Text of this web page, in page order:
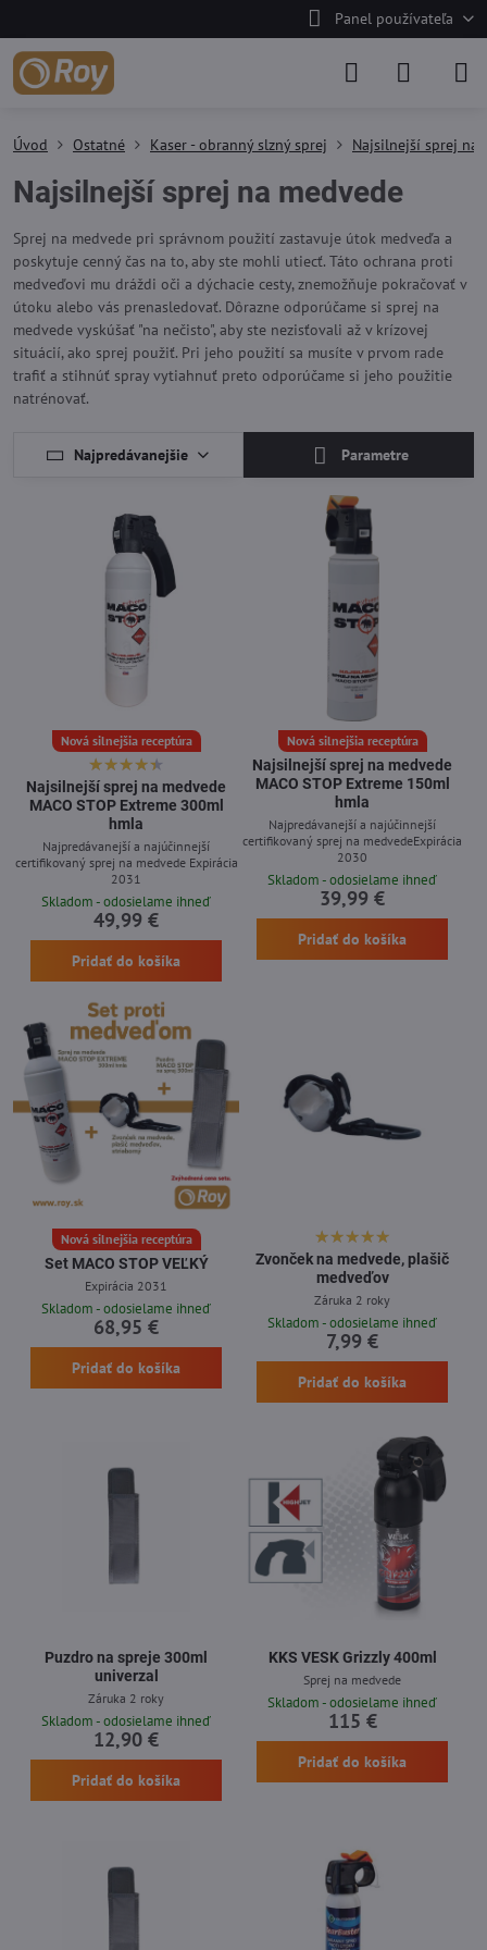
Panel používateľa
Úvod Ostatné Kaser - obranný slzný sprej Najsilnejší sprej na
Najsilnejší sprej na medvede
Sprej na medvede pri správnom použití zastavuje útok medveďa a
poskytuje cenný čas na to, aby ste mohli utiecť. Táto ochrana proti
medveďovi mu dráždi oči a dýchacie cesty, znemožňuje pokračovať v
útoku alebo vás prenasledovať. Dôrazne odporúčame si sprej na
medvede vyskúšať "na nečisto", aby ste nezisťovali až v krízovej
situácií, ako sprej použiť. Pri jeho použití sa musíte v prvom rade
trafiť a stihnúť spray vytiahnuť preto odporúčame si jeho použitie
natrénovať.
Najpredávanejšie Parametre
Nová silnejšia receptúra
Najsilnejší sprej na medvede
MACO STOP Extreme 300ml
hmla
Najpredávanejší a najúčinnejší
certifikovaný sprej na medvede Expirácia
2031
Skladom - odosielame ihneď
49,99 €
Pridať do košíka
Nová silnejšia receptúra
Najsilnejší sprej na medvede
MACO STOP Extreme 150ml
hmla
Najpredávanejší a najúčinnejší
certifikovaný sprej na medvedeExpirácia
2030
Skladom - odosielame ihneď
39,99 €
Pridať do košíka
Nová silnejšia receptúra
Set MACO STOP VEĽKÝ
Expirácia 2031
Skladom - odosielame ihneď
68,95 €
Pridať do košíka
Zvonček na medvede, plašič
medveďov
Záruka 2 roky
Skladom - odosielame ihneď
7,99 €
Pridať do košíka
Puzdro na spreje 300ml
univerzal
Záruka 2 roky
Skladom - odosielame ihneď
12,90 €
Pridať do košíka
KKS VESK Grizzly 400ml
Sprej na medvede
Skladom - odosielame ihneď
115 €
Pridať do košíka